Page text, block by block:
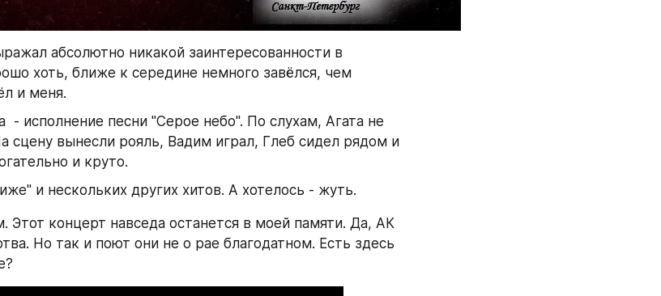
абсолютно никакой заинтересованности в
хоть, ближе к середине немного завёлся, чем
и меня.
- исполнение песни "Серое небо". По слухам, Агата не
сцену вынесли рояль, Вадим играл, Глеб сидел рядом и
и круто.
и нескольких других хитов. А хотелось - жуть.
Этот концерт навседа останется в моей памяти. Да, АК
Но так и поют они не о рае благодатном. Есть здесь